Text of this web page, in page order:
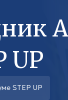
UP
STEP UP